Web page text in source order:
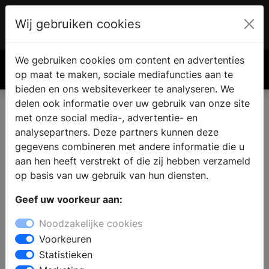
€ 0.00
Vind een keukenzaak in
Terschuur
aan een keukenzaak vindt u complete keukens met
vrijstaande- en inbouw keukenapparatuur in
verschillende keukenstijlen. De deskundige
medewerkers staan klaar om u professioneel advies
geven bij het samenstellen van uw nieuwe keuken en u
Wij gebruiken cookies
We gebruiken cookies om content en advertenties
op maat te maken, sociale mediafuncties aan te
bieden en ons websiteverkeer te analyseren. We
delen ook informatie over uw gebruik van onze site
met onze social media-, advertentie- en
analysepartners. Deze partners kunnen deze
gegevens combineren met andere informatie die u
aan hen heeft verstrekt of die zij hebben verzameld
op basis van uw gebruik van hun diensten.
Geef uw voorkeur aan:
Noodzakelijke cookies
Voorkeuren
Statistieken